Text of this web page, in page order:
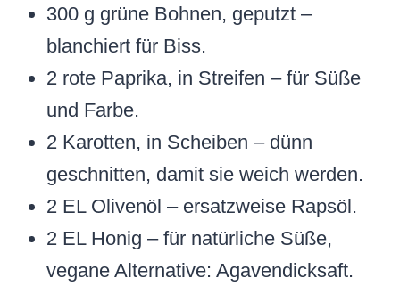
300 g grüne Bohnen, geputzt –
blanchiert für Biss.
2 rote Paprika, in Streifen – für Süße
und Farbe.
2 Karotten, in Scheiben – dünn
geschnitten, damit sie weich werden.
2 EL Olivenöl – ersatzweise Rapsöl.
2 EL Honig – für natürliche Süße,
vegane Alternative: Agavendicksaft.